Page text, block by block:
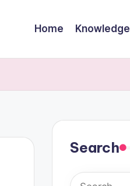
Home Knowledge
Search